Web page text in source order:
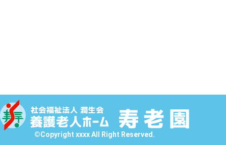
©Copyright xxxx All Right Reserved.